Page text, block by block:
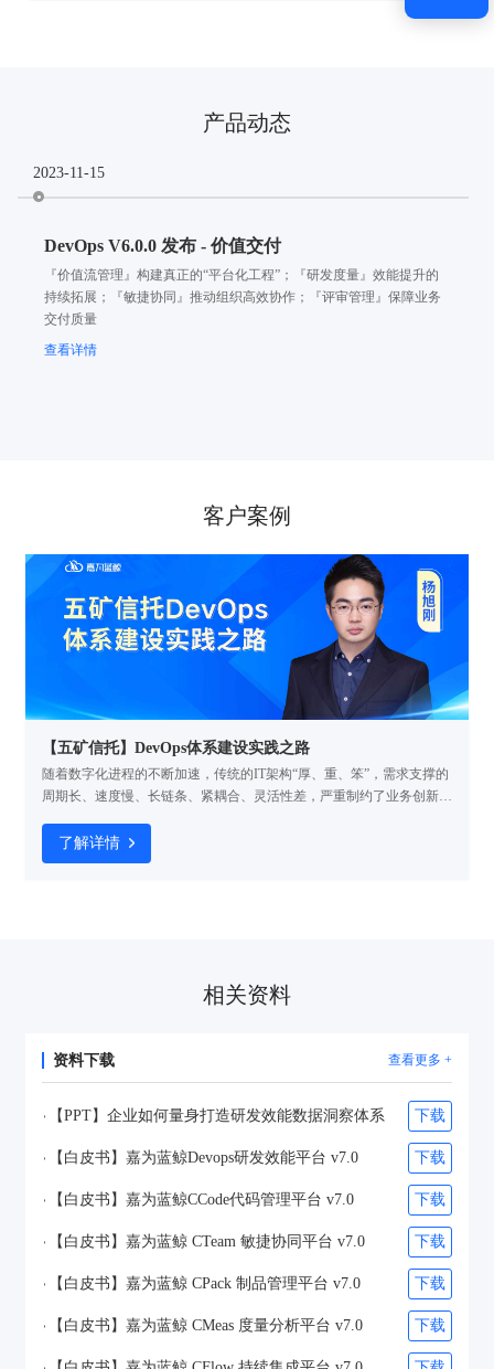
产品动态
2023-11-15
DevOps V6.0.0 发布 - 价值交付
『价值流管理』构建真正的“平台化工程”；『研发度量』效能提升的
持续拓展；『敏捷协同』推动组织高效协作；『评审管理』保障业务
交付质量
查看详情
客户案例
【五矿信托】DevOps体系建设实践之路
随着数字化进程的不断加速，传统的IT架构“厚、重、笨”，需求支撑的
周期长、速度慢、长链条、紧耦合、灵活性差，严重制约了业务创新模
DevOps工具链加强流程体系建设，用统一的工具链实现稳敏双态实践
并行，确保项目质量与管理的“可视、可管、可控、可信”。
了解详情
相关资料
资料下载 查看更多 +
【PPT】企业如何量身打造研发效能数据洞察体系 下载
【白皮书】嘉为蓝鲸Devops研发效能平台 v7.0 下载
【白皮书】嘉为蓝鲸CCode代码管理平台 v7.0 下载
【白皮书】嘉为蓝鲸 CTeam 敏捷协同平台 v7.0 下载
【白皮书】嘉为蓝鲸 CPack 制品管理平台 v7.0 下载
【白皮书】嘉为蓝鲸 CMeas 度量分析平台 v7.0 下载